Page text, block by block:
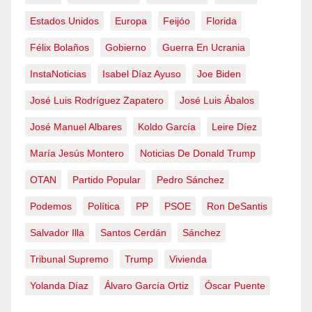
Estados Unidos Europa Feijóo Florida
Félix Bolaños Gobierno Guerra En Ucrania
InstaNoticias Isabel Díaz Ayuso Joe Biden
José Luis Rodríguez Zapatero José Luis Ábalos
José Manuel Albares Koldo García Leire Díez
María Jesús Montero Noticias De Donald Trump
OTAN Partido Popular Pedro Sánchez
Podemos Política PP PSOE Ron DeSantis
Salvador Illa Santos Cerdán Sánchez
Tribunal Supremo Trump Vivienda
Yolanda Díaz Álvaro García Ortiz Óscar Puente